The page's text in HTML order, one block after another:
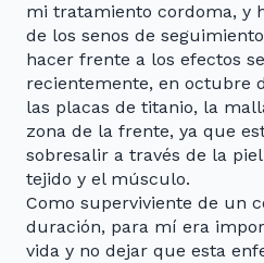
mi tratamiento cordoma, y
de los senos de
hacer frente a los efectos
recientemente, en octubre
las placas de titanio, la
zona de la frente, ya que
sobresalir a través de la
tejido y el músculo.
Como superviviente de un
duración, para mí era
vida y no dejar que esta